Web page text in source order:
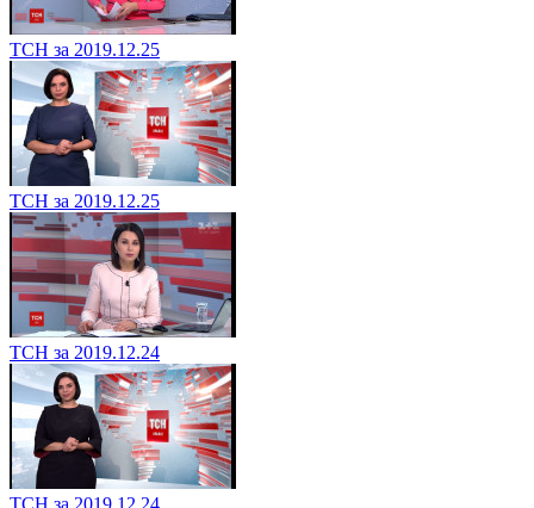
ТСН за 2019.12.25
ТСН за 2019.12.25
ТСН за 2019.12.24
ТСН за 2019.12.24